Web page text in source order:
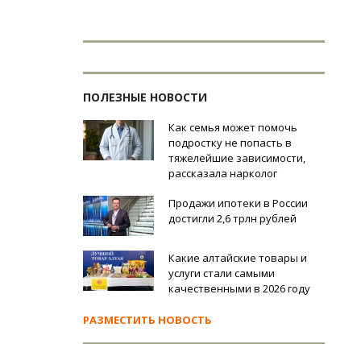
ПОЛЕЗНЫЕ НОВОСТИ
Как семья может помочь
подростку не попасть в
тяжелейшие зависимости,
рассказала нарколог
Продажи ипотеки в России
достигли 2,6 трлн рублей
Какие алтайские товары и
услуги стали самыми
качественными в 2026 году
РАЗМЕСТИТЬ НОВОСТЬ